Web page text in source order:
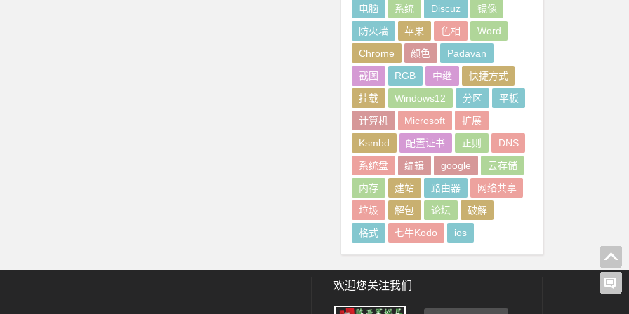
电脑 系统 Discuz
镜像
防火墙
苹果 色相
Word
Chrome
颜色
Padavan
截图
RGB 中继
快捷方式
挂载
Windows12 分区
平板
计算机
Microsoft
扩展
Ksmbd
配置证书 正则
DNS
系统盘
编辑 google
云存储
内存
建站 路由器
网络共享
垃圾
解包 论坛
破解
格式
七牛Kodo ios
欢迎您关注我们